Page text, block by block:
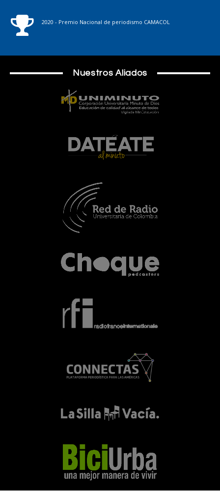
2020 - Premio Nacional de periodismo CAMACOL
Nuestros Aliados